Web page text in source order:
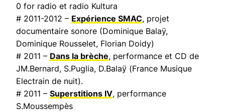
0 for radio et radio Kultura
# 2011-2012 – Expérience SMAC, projet
documentaire sonore (Dominique Balaÿ,
Dominique Rousselet, Florian Doidy)
# 2011 – Dans la brèche, performance et CD de
JM.Bernard, S.Puglia, D.Balaÿ (France Musique
Electrain de nuit).
# 2011 – Superstitions IV, performance
S.Moussempès